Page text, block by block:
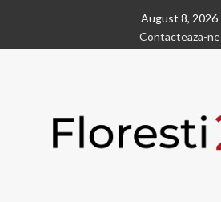
content
August 8, 2026
Contacteaza-ne